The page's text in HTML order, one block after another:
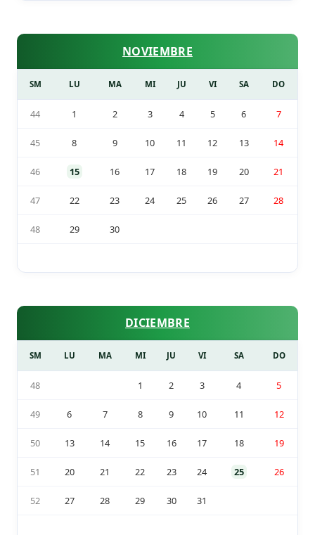
NOVIEMBRE
SM LU MA MI JU VI SA DO
44 1 2 3 4 5 6 7
45 8 9 10 11 12 13 14
46 15 16 17 18 19 20 21
47 22 23 24 25 26 27 28
48 29 30
DICIEMBRE
SM LU MA MI JU VI SA DO
48 1 2 3 4 5
49 6 7 8 9 10 11 12
50 13 14 15 16 17 18 19
51 20 21 22 23 24 25 26
52 27 28 29 30 31